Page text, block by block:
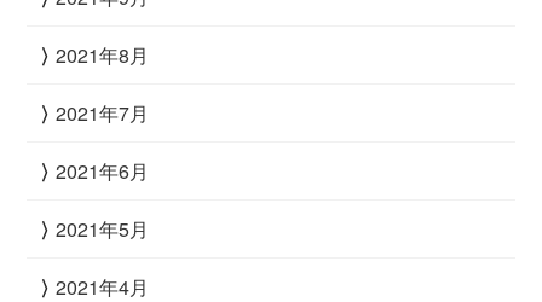
2021年8月
2021年7月
2021年6月
2021年5月
2021年4月